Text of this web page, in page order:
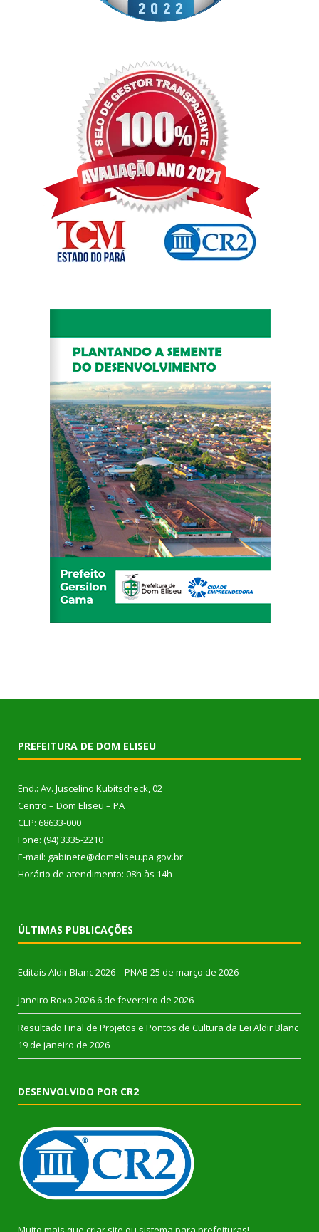
PREFEITURA DE DOM ELISEU
End.: Av. Juscelino Kubitscheck, 02
Centro – Dom Eliseu – PA
CEP: 68633-000
Fone: (94) 3335-2210
E-mail: gabinete@domeliseu.pa.gov.br
Horário de atendimento: 08h às 14h
ÚLTIMAS PUBLICAÇÕES
Editais Aldir Blanc 2026 – PNAB 25 de março de 2026
Janeiro Roxo 2026 6 de fevereiro de 2026
Resultado Final de Projetos e Pontos de Cultura da Lei Aldir Blanc
19 de janeiro de 2026
DESENVOLVIDO POR CR2